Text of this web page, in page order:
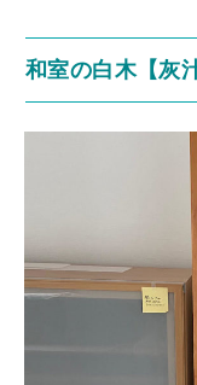
和室の白木【灰